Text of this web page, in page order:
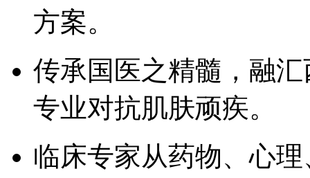
方案。
传承国医之精髓，融
专业对抗肌肤顽疾。
临床专家从药物、心